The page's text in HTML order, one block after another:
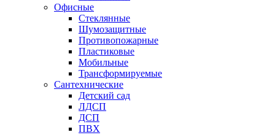
Офисные
Стеклянные
Шумозащитные
Противопожарные
Пластиковые
Мобильные
Трансформируемые
Сантехнические
Детский сад
ЛДСП
ДСП
ПВХ